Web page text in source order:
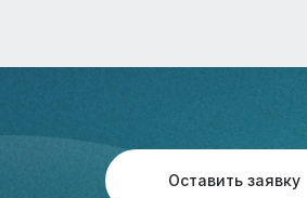
Оставить заявку